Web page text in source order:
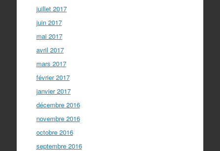
juillet 2017
juin 2017
mai 2017
avril 2017
mars 2017
février 2017
janvier 2017
décembre 2016
novembre 2016
octobre 2016
septembre 2016